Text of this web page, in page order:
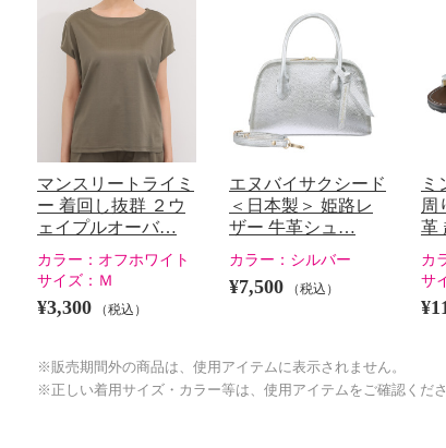
マンスリートライミ
ー 着回し抜群 ２ウ
ェイプルオーバ…
カラー： オフホワイト
サイズ： Ｍ
¥3,300 （税込）
エヌバイサクシード
＜日本製＞ 姫路レ
ザー 牛革シュ…
カラー： シルバー
¥7,500 （税込）
ミ
周
革
カ
サ
※販売期間外の商品は、使用アイテムに表示されません。
※正しい着用サイズ・カラー等は、使用アイテムをご確認くださ